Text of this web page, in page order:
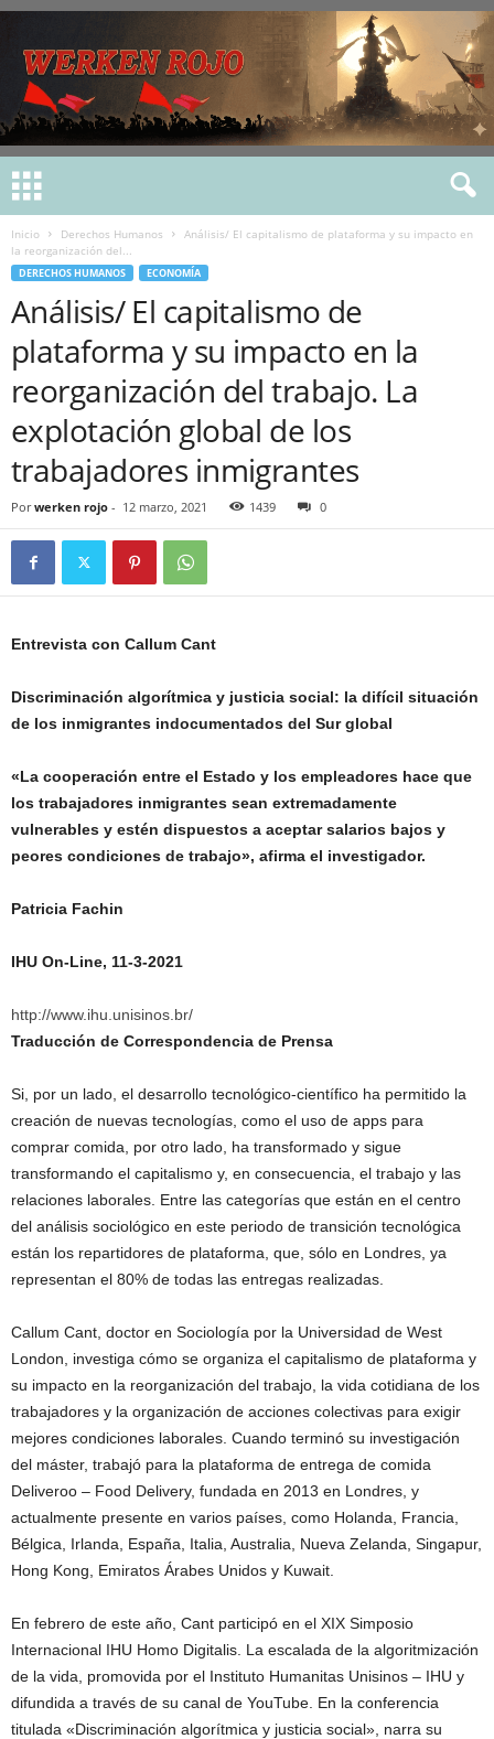
Inicio Derechos Humanos
Análisis/ El capitalismo de plataforma y su impacto en
la reorganización del...
DERECHOS HUMANOS ECONOMÍA
Análisis/ El capitalismo de
plataforma y su impacto en la
reorganización del trabajo. La
explotación global de los
trabajadores inmigrantes
Por werken rojo - 12 marzo, 2021 1439 0
Entrevista con Callum Cant
Discriminación algorítmica y justicia social: la difícil situación
de los inmigrantes indocumentados del Sur global
«La cooperación entre el Estado y los empleadores hace que
los trabajadores inmigrantes sean extremadamente
vulnerables y estén dispuestos a aceptar salarios bajos y
peores condiciones de trabajo», afirma el investigador.
Patricia Fachin
IHU On-Line, 11-3-2021
http://www.ihu.unisinos.br/
Traducción de Correspondencia de Prensa
Si, por un lado, el desarrollo tecnológico-científico ha permitido la
creación de nuevas tecnologías, como el uso de apps para
comprar comida, por otro lado, ha transformado y sigue
transformando el capitalismo y, en consecuencia, el trabajo y las
relaciones laborales. Entre las categorías que están en el centro
del análisis sociológico en este periodo de transición tecnológica
están los repartidores de plataforma, que, sólo en Londres, ya
representan el 80% de todas las entregas realizadas.
Callum Cant, doctor en Sociología por la Universidad de West
London, investiga cómo se organiza el capitalismo de plataforma y
su impacto en la reorganización del trabajo, la vida cotidiana de los
trabajadores y la organización de acciones colectivas para exigir
mejores condiciones laborales. Cuando terminó su investigación
del máster, trabajó para la plataforma de entrega de comida
Deliveroo – Food Delivery, fundada en 2013 en Londres, y
actualmente presente en varios países, como Holanda, Francia,
Bélgica, Irlanda, España, Italia, Australia, Nueva Zelanda, Singapur,
Hong Kong, Emiratos Árabes Unidos y Kuwait.
En febrero de este año, Cant participó en el XIX Simposio
Internacional IHU Homo Digitalis. La escalada de la algoritmización
de la vida, promovida por el Instituto Humanitas Unisinos – IHU y
difundida a través de su canal de YouTube. En la conferencia
titulada «Discriminación algorítmica y justicia social», narra su